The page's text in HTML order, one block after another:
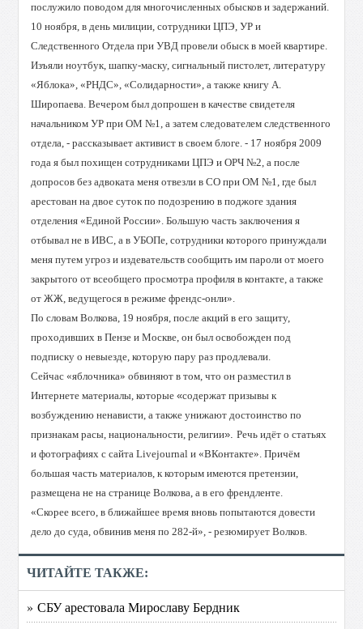
послужило поводом для многочисленных обысков и задержаний.
10 ноября, в день милиции, сотрудники ЦПЭ, УР и
Следственного Отдела при УВД провели обыск в моей квартире.
Изъяли ноутбук, шапку-маску, сигнальный пистолет, литературу
«Яблока», «РНДС», «Солидарности», а также книгу А.
Широпаева. Вечером был допрошен в качестве свидетеля
начальником УР при ОМ №1, а затем следователем следственного
отдела, - рассказывает активист в своем блоге. - 17 ноября 2009
года я был похищен сотрудниками ЦПЭ и ОРЧ №2, а после
допросов без адвоката меня отвезли в СО при ОМ №1, где был
арестован на двое суток по подозрению в поджоге здания
отделения «Единой России». Большую часть заключения я
отбывал не в ИВС, а в УБОПе, сотрудники которого принуждали
меня путем угроз и издевательств сообщить им пароли от моего
закрытого от всеобщего просмотра профиля в контакте, а также
от ЖЖ, ведущегося в режиме френдс-онли».
По словам Волкова, 19 ноября, после акций в его защиту,
проходивших в Пензе и Москве, он был освобожден под
подписку о невыезде, которую пару раз продлевали.
Сейчас «яблочника» обвиняют в том, что он разместил в
Интернете материалы, которые«содержат призывы к
возбуждению ненависти, а также унижают достоинство по
признакам расы, национальности, религии».Речь идёт о статьях
и фотографиях с сайта Livejournal и «ВКонтакте». Причём
большая часть материалов, к которым имеются претензии,
размещена не на странице Волкова, а в его френдленте.
«Скорее всего, в ближайшее время вновь попытаются довести
дело до суда, обвинив меня по 282-й», - резюмирует Волков.
ЧИТАЙТЕ ТАКЖЕ:
» СБУ арестовала Мирославу Бердник